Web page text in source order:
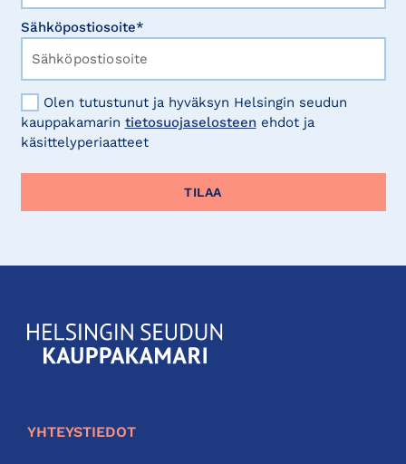
Sähköpostiosoite*
Olen tutustunut ja hyväksyn Helsingin seudun
kauppakamarin tietosuojaselosteen ehdot ja
käsittelyperiaatteet
KauppakamariHelsingin
seudun
YHTEYSTIEDOT